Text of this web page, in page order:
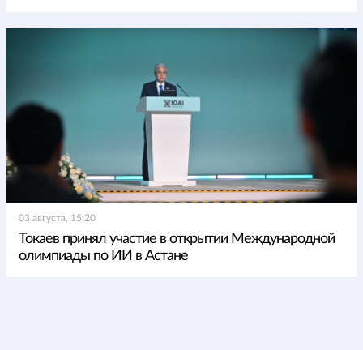
03 августа, 15:20
Токаев принял участие в открытии Международной
олимпиады по ИИ в Астане